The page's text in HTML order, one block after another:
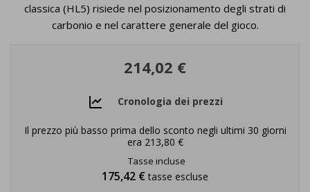
classica (HL5) risiede nel posizionamento degli strati di
carbonio e nel carattere generale del gioco.
214,02 €
Cronologia dei prezzi
Il prezzo più basso prima dello sconto negli ultimi 30 giorni
era 213,80 €
Tasse incluse
175,42 €tasse escluse